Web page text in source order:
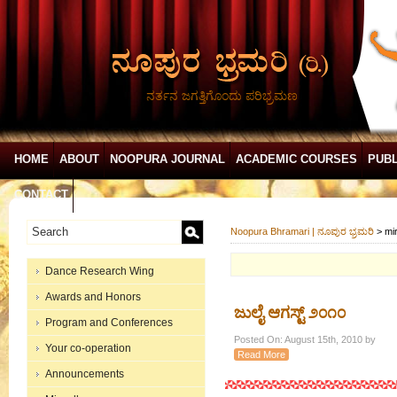
ನರ್ತನ ಜಗತ್ತಿಗೊಂದು ಪರಿಭ್ರಮಣ
HOME ABOUT NOOPURA JOURNAL ACADEMIC COURSES
CONTACT
Dance Research Wing
Awards and Honors
Program and Conferences
Your co-operation
Announcements
Noopura Bhramari | ನೂಪುರ ಭ್ರಮರಿ >
ಜುಲೈ ಆಗಸ್ಟ್ ೨೦೧೦
Posted On: August 15th, 2010 by
Read More